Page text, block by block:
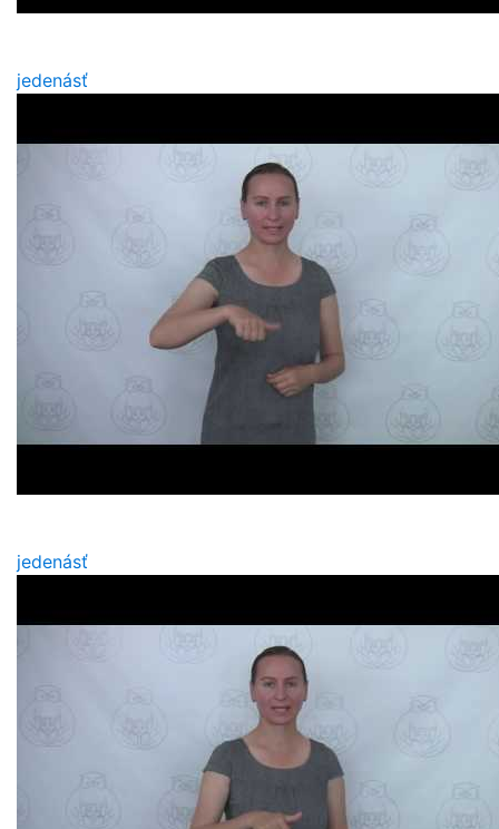
jedenásť
jedenásť